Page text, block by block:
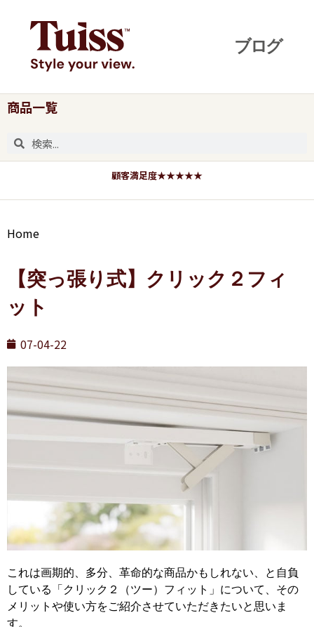
商品一覧
顧客満足度★★★★★
Home
【突っ張り式】クリック２フィ
ット
07-04-22
これは画期的、多分、革命的な商品かもしれない、と自負
している「クリック２（ツー）フィット」について、その
メリットや使い方をご紹介させていただきたいと思いま
す。